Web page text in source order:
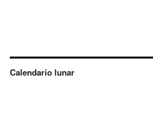
Calendario lunar